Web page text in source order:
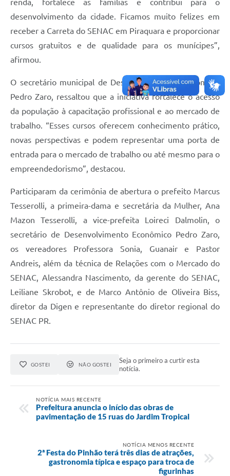
renda, fortalece as famílias e contribui para o
desenvolvimento da cidade. Ficamos muito felizes em
receber a Carreta do SENAC em Piraquara e proporcionar
cursos gratuitos e de qualidade para os munícipes”,
afirmou.
O secretário municipal de Desenvolvimento Econômico,
Pedro Zaro, ressaltou que a iniciativa fortalece o acesso
da população à capacitação profissional e ao mercado de
trabalho. “Esses cursos oferecem conhecimento prático,
novas perspectivas e podem representar uma porta de
entrada para o mercado de trabalho ou até mesmo para o
empreendedorismo”, destacou.
Participaram da cerimônia de abertura o prefeito Marcus
Tesserolli, a primeira-dama e secretária da Mulher, Ana
Mazon Tesserolli, a vice-prefeita Loireci Dalmolin, o
secretário de Desenvolvimento Econômico Pedro Zaro,
os vereadores Professora Sonia, Guanair e Pastor
Andreis, além da técnica de Relações com o Mercado do
SENAC, Alessandra Nascimento, da gerente do SENAC,
Leiliane Skrobot, e de Marco Antônio de Oliveira Biss,
diretor da Digen e representante do diretor regional do
SENAC PR.
GOSTEI NÃO GOSTEI
Seja o primeiro a curtir esta
notícia.
NOTÍCIA MAIS RECENTE
Prefeitura anuncia o início das obras de
pavimentação de 15 ruas do Jardim Tropical
NOTÍCIA MENOS RECENTE
2ª Festa do Pinhão terá três dias de atrações,
gastronomia típica e espaço para troca de
figurinhas